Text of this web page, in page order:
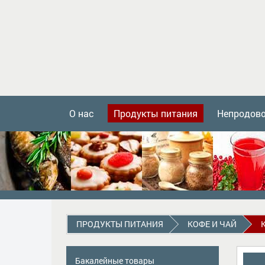
О нас Продукты питания
ПРОДУКТЫ ПИТАНИЯ КОФЕ И ЧАЙ
Бакалейные товары